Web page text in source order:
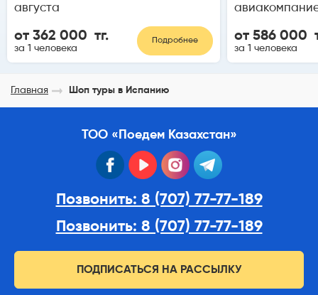
августа
от 362 000 тг.
за 1 человека
Подробнее от 586 000
за 1 человека
Главная Шоп туры в Испанию
ТОО «Поедем Казахстан»
facebook youtube instagram
Позвонить: 8 (707) 77-77-189
Позвонить: 8 (707) 77-77-189
ПОДПИСАТЬСЯ НА РАССЫЛКУ